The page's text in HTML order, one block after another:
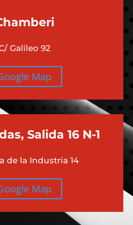
Galileo 92
Map
Salida 16 N-1
de la Industria 14
Map